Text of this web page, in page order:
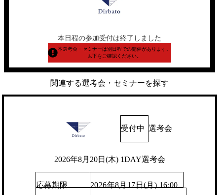
本日程の参加受付は終了しました
本選考会・セミナーは別日程での開催があります。
以下をご確認ください。
関連する選考会・セミナーを探す
受付中 選考会
2026年8月20日(木) 1DAY選考会
応募期限
2026年8月17日(月) 16:00